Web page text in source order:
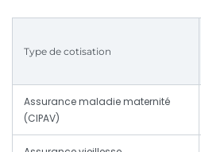
Type de cotisation
Assurance maladie maternité
(CIPAV)